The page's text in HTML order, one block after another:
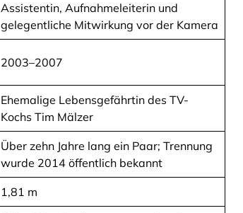
Assistentin, Aufnahmeleiterin und
gelegentliche Mitwirkung vor der Kamera
2003–2007
Ehemalige Lebensgefährtin des TV-
Kochs Tim Mälzer
Über zehn Jahre lang ein Paar; Trennung
wurde 2014 öffentlich bekannt
1,81 m